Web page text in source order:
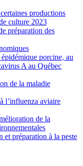
productions
culture 2023
préparation des
porcine, au
A au Québec
de la maladie
l’influenza aviaire
de la
préparation à la peste